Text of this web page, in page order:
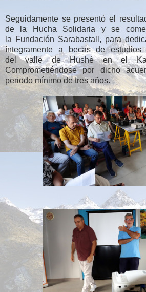
Seguidamente se presentó el
de la Hucha Solidaria y se
la Fundación Sarabastall, para
íntegramente a becas de
delvalle de Hushé en el
Comprometiéndose por dicho
periodo mínimo de tres años.